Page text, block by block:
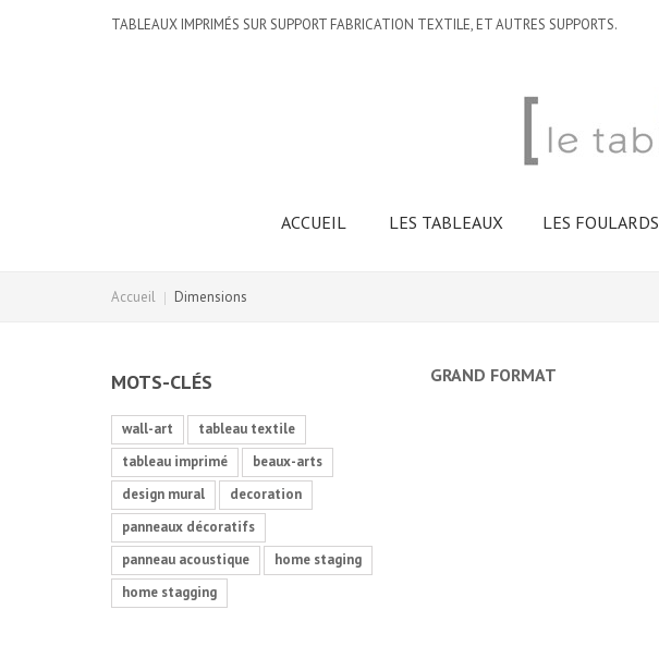
TABLEAUX IMPRIMÉS SUR SUPPORT FABRICATION TEXTILE, ET AUTRES SUPPORTS.
ACCUEIL LES TABLEAUX LES FOULARDS
Accueil Dimensions
MOTS-CLÉS
wall-art
tableau textile
tableau imprimé
beaux-arts
design mural
decoration
panneaux décoratifs
panneau acoustique
home staging
home stagging
GRAND FORMAT